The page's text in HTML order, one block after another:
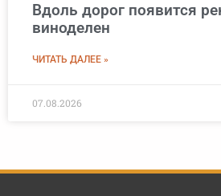
Вдоль дорог появится
виноделен
ЧИТАТЬ ДАЛЕЕ »
07.08.2026